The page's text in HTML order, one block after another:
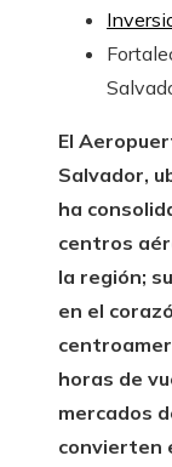
El
Salvador,
ha
centros
la región;
en el
horas de
mercados
convierten